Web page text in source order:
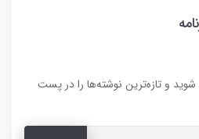
و تازه‌ترین نوشته‌ها را در پست